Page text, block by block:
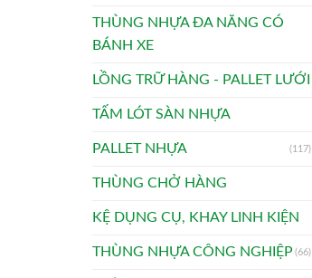
THÙNG NHỰA ĐA NĂNG CÓ
BÁNH XE
LỒNG TRỮ HÀNG - PALLET LƯỚI
TẤM LÓT SÀN NHỰA
PALLET NHỰA (117)
THÙNG CHỞ HÀNG
KỆ DỤNG CỤ, KHAY LINH KIỆN
THÙNG NHỰA CÔNG NGHIỆP(66)